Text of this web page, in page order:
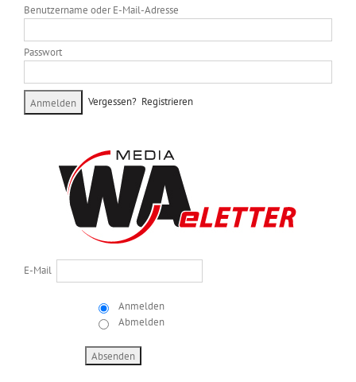
Benutzername oder E-Mail-Adresse
Passwort
Vergessen? Registrieren
E-Mail
Anmelden
Abmelden